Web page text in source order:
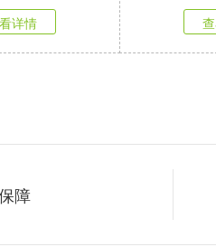
详情
障